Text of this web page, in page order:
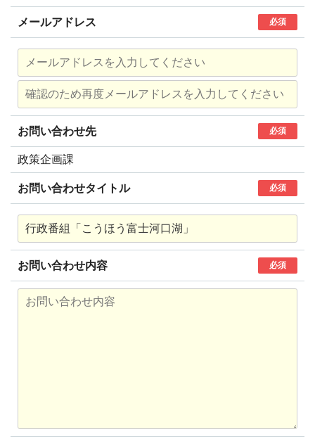
メールアドレス 必須
お問い合わせ先 必須
政策企画課
お問い合わせタイトル 必須
お問い合わせ内容 必須